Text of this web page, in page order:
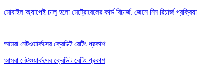
মোবাইল অ্যাপেই চালু হলো মেট্রোরেলের কার্ড রিচার্জ, জেনে নিন রিচার্জ প্রক্রিয়া
আমরা নেটওয়ার্কসের ক্রেডিট রেটিং প্রকাশ
আমরা নেটওয়ার্কসের ক্রেডিট রেটিং প্রকাশ